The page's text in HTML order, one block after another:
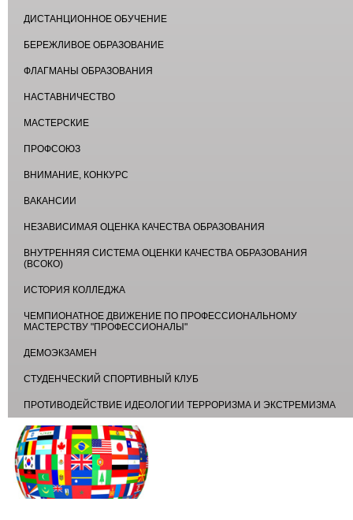
ДИСТАНЦИОННОЕ ОБУЧЕНИЕ
БЕРЕЖЛИВОЕ ОБРАЗОВАНИЕ
ФЛАГМАНЫ ОБРАЗОВАНИЯ
НАСТАВНИЧЕСТВО
МАСТЕРСКИЕ
ПРОФСОЮЗ
ВНИМАНИЕ, КОНКУРС
ВАКАНСИИ
НЕЗАВИСИМАЯ ОЦЕНКА КАЧЕСТВА ОБРАЗОВАНИЯ
ВНУТРЕННЯЯ СИСТЕМА ОЦЕНКИ КАЧЕСТВА ОБРАЗОВАНИЯ
(ВСОКО)
ИСТОРИЯ КОЛЛЕДЖА
ЧЕМПИОНАТНОЕ ДВИЖЕНИЕ ПО ПРОФЕССИОНАЛЬНОМУ
МАСТЕРСТВУ "ПРОФЕССИОНАЛЫ"
ДЕМОЭКЗАМЕН
СТУДЕНЧЕСКИЙ СПОРТИВНЫЙ КЛУБ
ПРОТИВОДЕЙСТВИЕ ИДЕОЛОГИИ ТЕРРОРИЗМА И ЭКСТРЕМИЗМА